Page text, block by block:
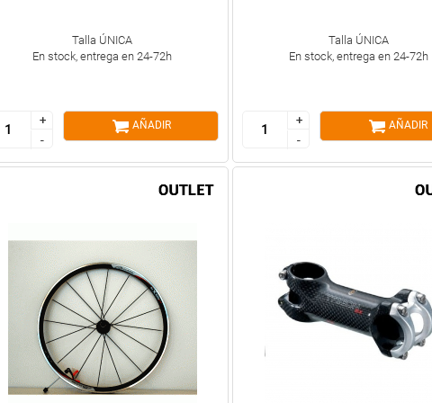
Talla ÚNICA
En stock, entrega en 24-72h
+
-
+
-
AÑADIR
Talla ÚNICA
En stock, entrega en 24-72h
+
-
+
-
AÑADIR